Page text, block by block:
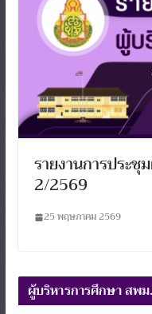
รายงานการประ
2/2569
25 พฤษภาคม 2569
ผู้บริหารการศึกษา สพ